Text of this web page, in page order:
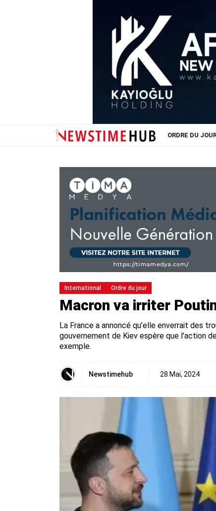
ORDRE DU
International Ordre du jour
Macron va irriter
La France a annoncé qu’elle enverrait des
gouvernement de Kiev espère que l’action
exemple.
Newstimehub 28 Mai, 2024